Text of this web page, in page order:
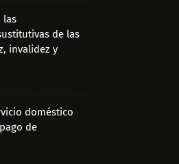
las
de las
invalidez y
doméstico
de